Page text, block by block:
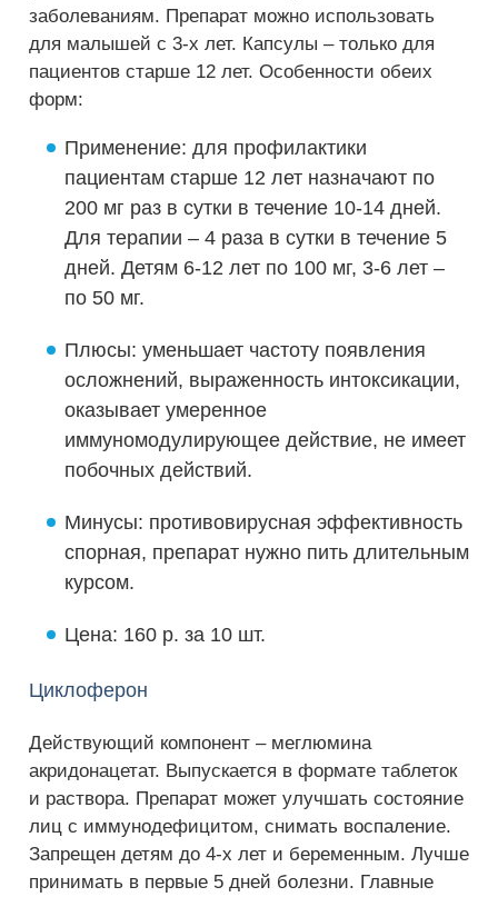
заболеваниям. Препарат можно использовать
для малышей с 3-х лет. Капсулы – только для
пациентов старше 12 лет. Особенности обеих
форм:
Применение: для профилактики
пациентам старше 12 лет назначают по
200 мг раз в сутки в течение 10-14 дней.
Для терапии – 4 раза в сутки в течение 5
дней. Детям 6-12 лет по 100 мг, 3-6 лет –
по 50 мг.
Плюсы: уменьшает частоту появления
осложнений, выраженность интоксикации,
оказывает умеренное
иммуномодулирующее действие, не имеет
побочных действий.
Минусы: противовирусная эффективность
спорная, препарат нужно пить длительным
курсом.
Цена: 160 р. за 10 шт.
Циклоферон
Действующий компонент – меглюмина
акридонацетат. Выпускается в формате таблеток
и раствора. Препарат может улучшать состояние
лиц с иммунодефицитом, снимать воспаление.
Запрещен детям до 4-х лет и беременным. Лучше
принимать в первые 5 дней болезни. Главные